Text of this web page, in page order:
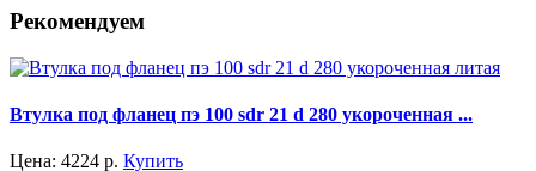
Рекомендуем
Втулка под фланец пэ 100 sdr 21 d 280 укороченная ...
Цена: 4224 р. Купить